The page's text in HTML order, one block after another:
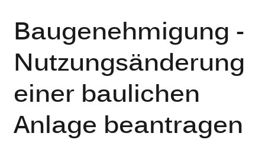
Baugenehmigung -
Nutzungsänderung
einer baulichen
Anlage beantragen